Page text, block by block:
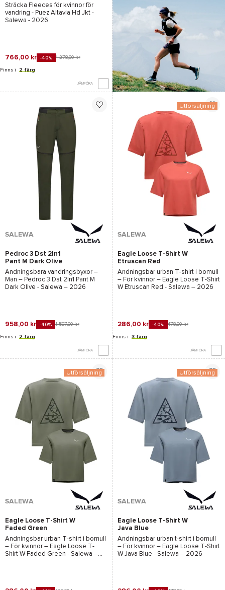
Sträcka Fleeces för kvinnor för
vandring - Puez Altavia Hd Jkt -
Salewa - 2026
766,00 kr -40% 1 278,00 kr
Finns i 2 färg
JÄMFÖRA
*Se villkor här
SALEWA
Pedroc 3 Dst 2In1
Pant M Dark Olive
Andningsbara vandringsbyxor –
Man – Pedroc 3 Dst 2In1 Pant M
Dark Olive - Salewa – 2026
958,00 kr -40% 1 597,00 kr
Finns i 2 färg
JÄMFÖRA
Utförsäljning
SALEWA
Eagle Loose T-Shirt W
Etruscan Red
Andningsbar urban T-shirt i bomull
– För kvinnor – Eagle Loose T-Shirt
W Etruscan Red - Salewa – 2026
286,00 kr -40% 478,00 kr
Finns i 3 färg
JÄMFÖRA
Utförsäljning
SALEWA
Eagle Loose T-Shirt W
Faded Green
Andningsbar urban T-shirt i bomull
– För kvinnor – Eagle Loose T-
Shirt W Faded Green - Salewa –
Utförsäljning
SALEWA
Eagle Loose T-Shirt W
Java Blue
Andningsbar urban t-shirt i bomull
– För kvinnor – Eagle Loose T-Shirt
W Java Blue - Salewa – 2026